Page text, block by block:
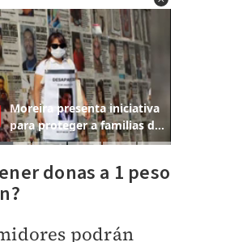
donas a 1 peso
podrán